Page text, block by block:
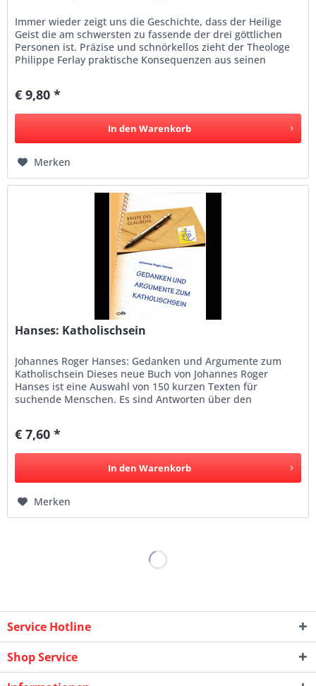
Immer wieder zeigt uns die Geschichte, dass der Heilige
Geist die am schwersten zu fassende der drei göttlichen
Personen ist. Präzise und schnörkellos zieht der Theologe
Philippe Ferlay praktische Konsequenzen aus seinen
€ 9,80 *
In den Warenkorb
Merken
Hanses: Katholischsein
Johannes Roger Hanses: Gedanken und Argumente zum
Katholischsein Dieses neue Buch von Johannes Roger
Hanses ist eine Auswahl von 150 kurzen Texten für
suchende Menschen. Es sind Antworten über den
€ 7,60 *
In den Warenkorb
Merken
Service Hotline
Shop Service